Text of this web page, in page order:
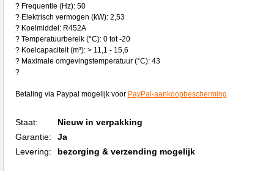
? Frequentie (Hz): 50
? Elektrisch vermogen (kW): 2,53
? Koelmiddel: R452A
? Temperatuurbereik (°C): 0 tot -20
? Koelcapaciteit (m³): > 11,1 - 15,6
? Maximale omgevingstemperatuur (°C): 43
?
Betaling via Paypal mogelijk voor PayPal-aankoopbescherming
Staat:
Nieuw in verpakking
Garantie:
Ja
Levering:
bezorging & verzending mogelijk